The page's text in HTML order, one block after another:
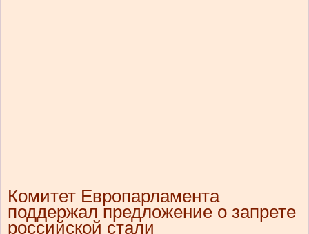
Комитет Европарламента
поддержал предложение о запрете
российской стали